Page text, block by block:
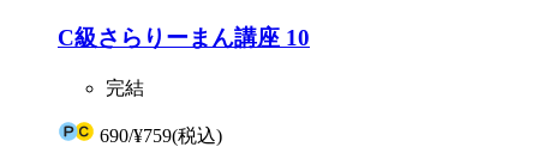
C級さらりーまん講座 10
完結
690/¥759(税込)